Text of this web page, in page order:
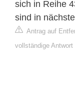
sich in Reihe
sind in
Antrag auf
vollständige